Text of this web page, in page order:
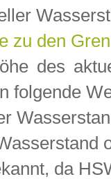
zu den
des
folgende
da